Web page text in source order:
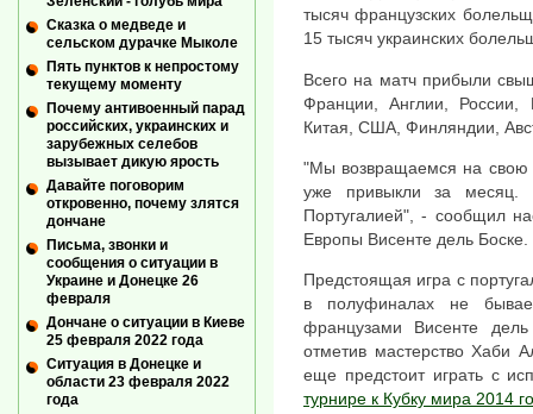
тысяч французских
15 тысяч украинских
Всего на матч прибыли
Франции, Англии, России,
Китая, США, Финляндии,
"Мы возвращаемся на свою
уже привыкли за месяц.
Португалией", - сообщил
Европы Висенте дель Боске.
Предстоящая игра с
в полуфиналах не
французами Висенте
отметив мастерство Хаби
еще предстоит играть с
турнире к Кубку мира 2014
Сказка о медведе и
сельском дурачке Мыколе
Пять пунктов к непростому
текущему моменту
Почему антивоенный парад
российских, украинских и
зарубежных селебов
вызывает дикую ярость
Давайте поговорим
откровенно, почему злятся
дончане
Письма, звонки и
сообщения о ситуации в
Украине и Донецке 26
февраля
Дончане о ситуации в Киеве
25 февраля 2022 года
Ситуация в Донецке и
области 23 февраля 2022
года